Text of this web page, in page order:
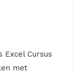
Excel Cursus
met